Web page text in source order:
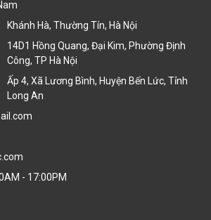
Khánh Hà, Thường Tín, Hà Nội
14D1 Hồng Quang, Đại Kim, Phường Định
Công, TP Hà Nội
Ấp 4, Xã Lương Bình, Huyện Bến Lức, Tỉnh
Long An
- 17:00PM